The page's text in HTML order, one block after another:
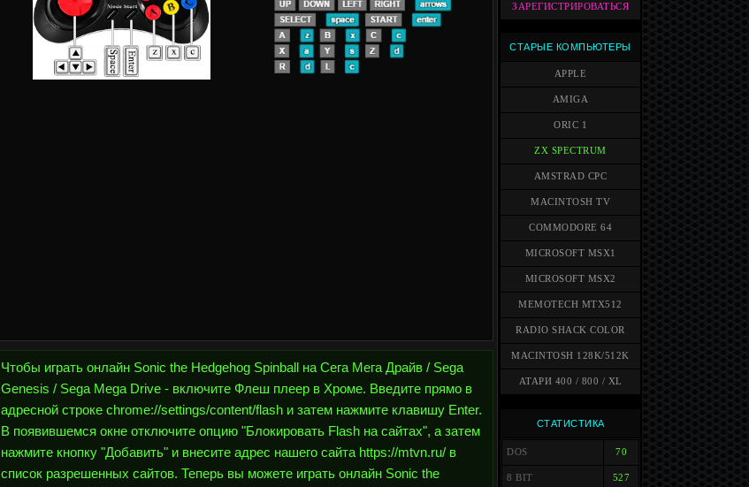
Чтобы играть онлайн Sonic the Hedgehog Spinball на Сега Мега Драйв / Sega
Genesis / Sega Mega Drive - включите Флеш плеер в Хроме. Введите прямо в
адресной строке chrome://settings/content/flash и затем нажмите клавишу Enter.
В появившемся окне отключите опцию "Блокировать Flash на сайтах", а затем
нажмите кнопку "Добавить" и внесите адрес нашего сайта https://mtvn.ru/ в
список разрешенных сайтов. Теперь вы можете играть онлайн Sonic the
ЗАРЕГИСТРИРОВАТЬСЯ
СТАРЫЕ КОМПЬЮТЕРЫ
APPLE
AMIGA
ORIC 1
ZX SPECTRUM
AMSTRAD CPC
MACINTOSH TV
COMMODORE 64
MICROSOFT MSX1
MICROSOFT MSX2
MEMOTECH MTX512
RADIO SHACK COLOR
MACINTOSH 128K/512K
АТАРИ 400 / 800 / XL
СТАТИСТИКА
DOS 70
8 BIT 527